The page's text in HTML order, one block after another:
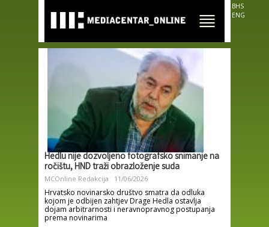
main
content
BHS
ENG
Hedlu nije dozvoljeno fotografsko snimanje na
ročištu, HND traži obrazloženje suda
MCOnline Redakcija 11/06/2026
Hrvatsko novinarsko društvo smatra da odluka
kojom je odbijen zahtjev Drage Hedla ostavlja
dojam arbitrarnosti i neravnopravnog postupanja
prema novinarima